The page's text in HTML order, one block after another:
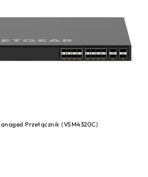
Przełącznik (VSM4320C​​)